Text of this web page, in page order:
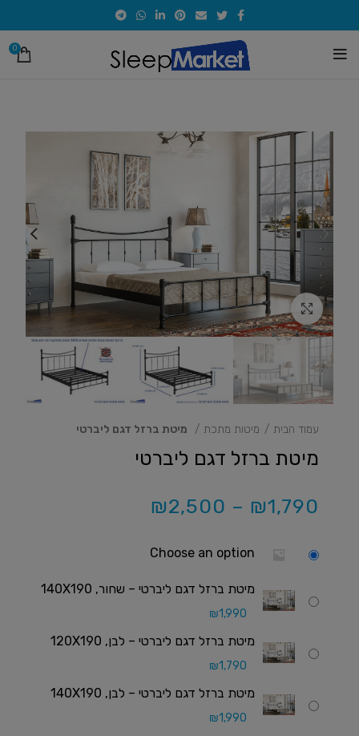
0
לחץ להגדלת התמונה
עמוד הבית מיטות מתכת מיטת ברזל דגם ליברטי
מיטת ברזל דגם ליברטי
₪1,790
–
₪2,500
Choose an option
מיטת ברזל דגם ליברטי – שחור, 140X190
₪1,990
מיטת ברזל דגם ליברטי – לבן, 120X190
₪1,790
מיטת ברזל דגם ליברטי – לבן, 140X190
₪1,990